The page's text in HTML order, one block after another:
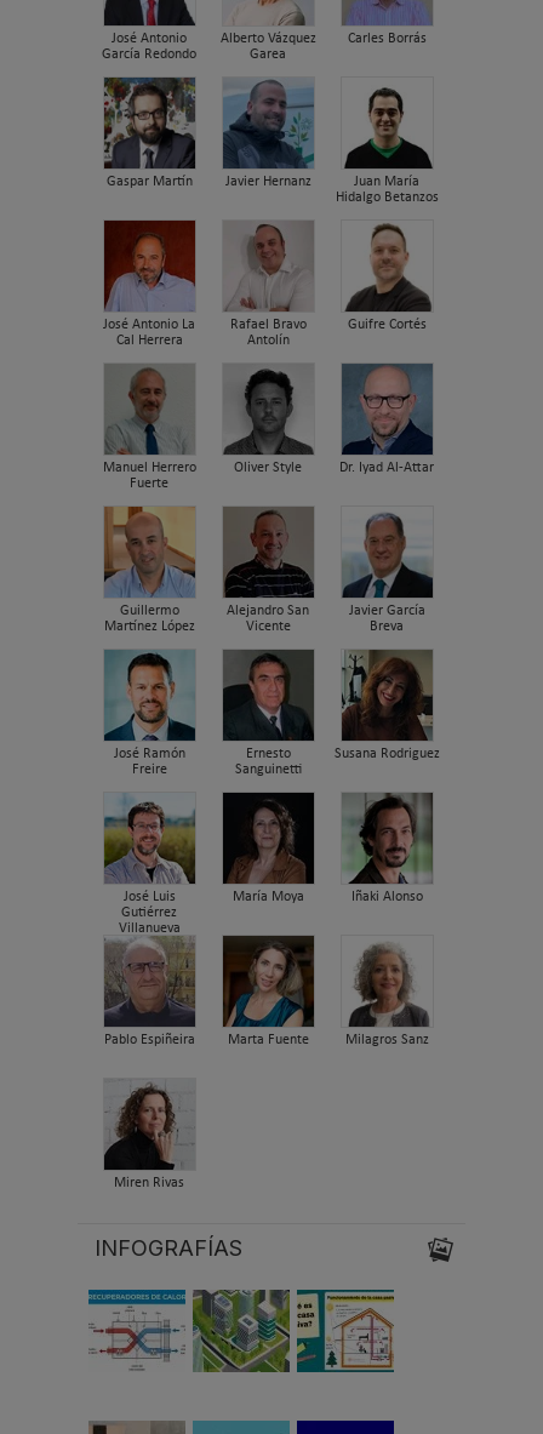
José Antonio
García Redondo
Alberto Vázquez
Garea
Carles Borrás
Gaspar Martín Javier Hernanz
Juan María
Hidalgo Betanzos
José Antonio La
Cal Herrera
Rafael Bravo
Antolín
Guifre Cortés
Manuel Herrero
Fuerte
Oliver Style Dr. Iyad Al-Attar
Guillermo
Martínez López
Alejandro San
Vicente
Javier García
Breva
José Ramón
Freire
Ernesto
Sanguinetti
Susana Rodriguez
José Luis
Gutiérrez
Villanueva
María Moya Iñaki Alonso
Pablo Espiñeira Marta Fuente Milagros Sanz
Miren Rivas
INFOGRAFÍAS